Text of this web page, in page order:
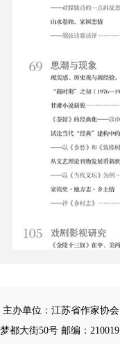
主办单位：江苏省作家协会
梦都大街50号 邮编：210019